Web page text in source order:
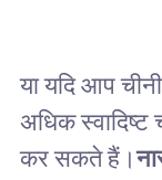
या यदि आप
अधिक स्वादिष्ट
कर सकते हैं।